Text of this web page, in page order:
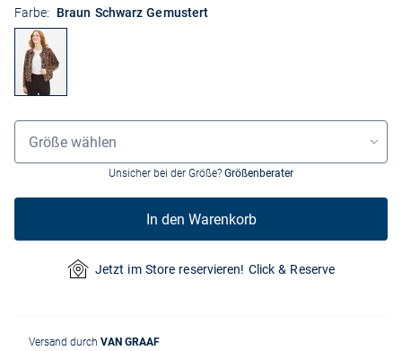
Farbe: Braun Schwarz Gemustert
Größenauswahl
Größe wählen
Unsicher bei der Größe? Größenberater
In den Warenkorb
Jetzt im Store reservieren! Click & Reserve
Versand durch VAN GRAAF